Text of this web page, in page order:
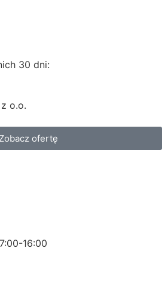
30 dni:
o.o.
Zobacz ofertę
16:00